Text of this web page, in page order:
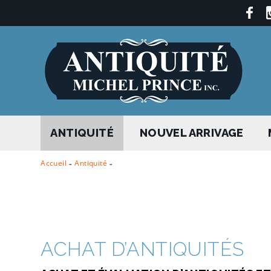
ANTIQUITÉ NOUVEL ARRIVAGE
Accueil - Antiquité -
ACHAT D’ANTIQUITÉS